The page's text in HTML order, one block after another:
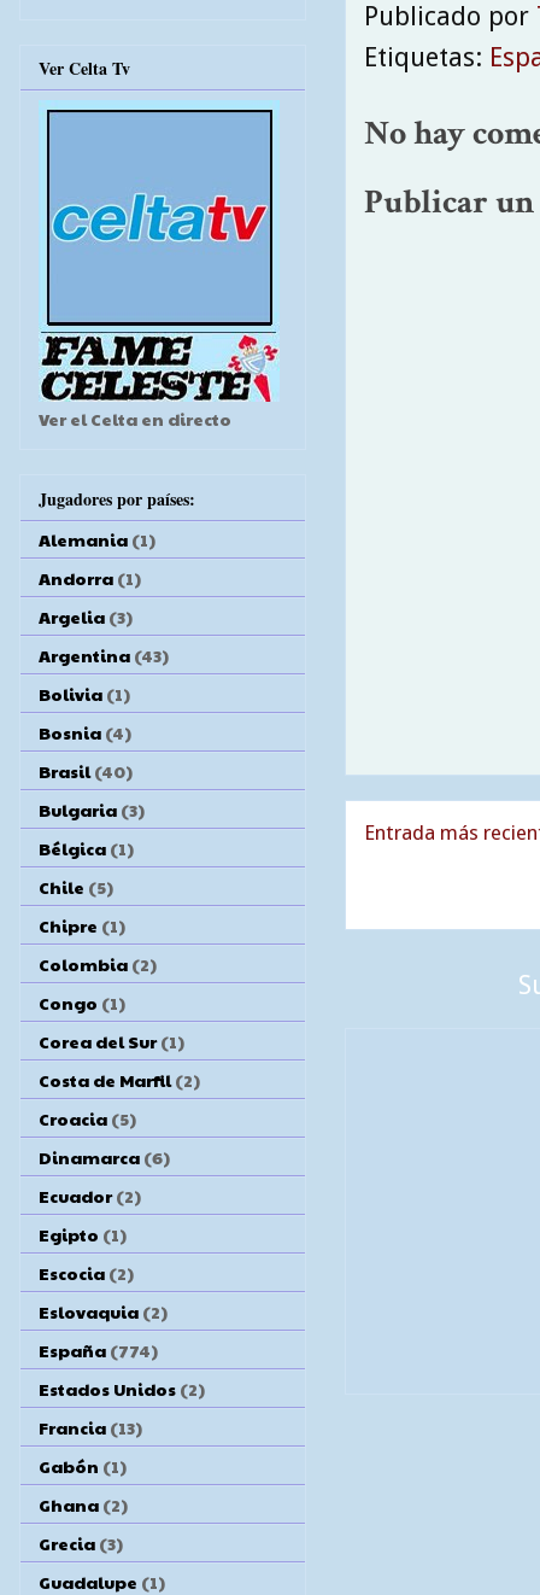
Publicado por
Etiquetas:
No hay
Publicar
Entrada más
Ver Celta Tv
Ver el Celta en directo
Jugadores por países:
Alemania (1)
Andorra (1)
Argelia (3)
Argentina (43)
Bolivia (1)
Bosnia (4)
Brasil (40)
Bulgaria (3)
Bélgica (1)
Chile (5)
Chipre (1)
Colombia (2)
Congo (1)
Corea del Sur (1)
Costa de Marfil (2)
Croacia (5)
Dinamarca (6)
Ecuador (2)
Egipto (1)
Escocia (2)
Eslovaquia (2)
España (774)
Estados Unidos (2)
Francia (13)
Gabón (1)
Ghana (2)
Grecia (3)
Guadalupe (1)